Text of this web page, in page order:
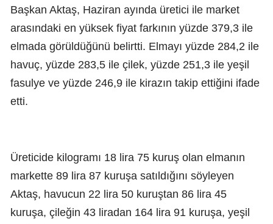
Başkan Aktaş, Haziran ayında üretici ile market
arasındaki en yüksek fiyat farkının yüzde 379,3 ile
elmada görüldüğünü belirtti. Elmayı yüzde 284,2 ile
havuç, yüzde 283,5 ile çilek, yüzde 251,3 ile yeşil
fasulye ve yüzde 246,9 ile kirazın takip ettiğini ifade
etti.
Üreticide kilogramı 18 lira 75 kuruş olan elmanın
markette 89 lira 87 kuruşa satıldığını söyleyen
Aktaş, havucun 22 lira 50 kuruştan 86 lira 45
kuruşa, çileğin 43 liradan 164 lira 91 kuruşa, yeşil